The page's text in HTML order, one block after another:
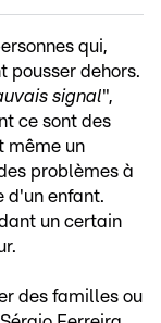
qui,
pousser dehors.
signal",
ce sont des
même un
problèmes à
d'un enfant.
un certain
des familles ou